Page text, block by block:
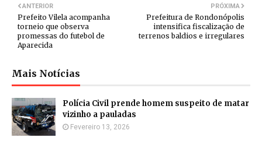
PRÓXIMA
Prefeitura de Rondonópolis
intensifica fiscalização de
terrenos baldios e irregulares
ANTERIOR
Prefeito Vilela acompanha
torneio que observa
promessas do futebol de
Aparecida
Mais Notícias
Polícia Civil prende homem suspeito de matar
vizinho a pauladas
Fevereiro 13, 2026